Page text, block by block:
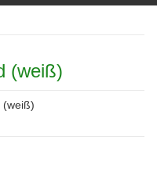
(weiß)
(weiß)